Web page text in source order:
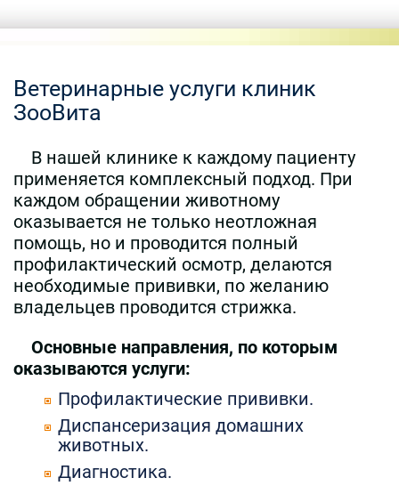
Ветеринарные услуги клиник
ЗооВита
В нашей клинике к каждому пациенту
применяется комплексный подход. При
каждом обращении животному
оказывается не только неотложная
помощь, но и проводится полный
профилактический осмотр, делаются
необходимые прививки, по желанию
владельцев проводится стрижка.
Основные направления, по которым
оказываются услуги:
Профилактические прививки.
Диспансеризация домашних
животных.
Диагностика.